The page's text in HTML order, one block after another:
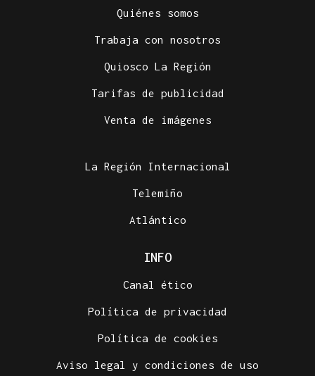
Quiénes somos
Trabaja con nosotros
Quiosco La Región
Tarifas de publicidad
Venta de imágenes
La Región Internacional
Telemiño
Atlántico
INFO
Canal ético
Política de privacidad
Política de cookies
Aviso legal y condiciones de uso